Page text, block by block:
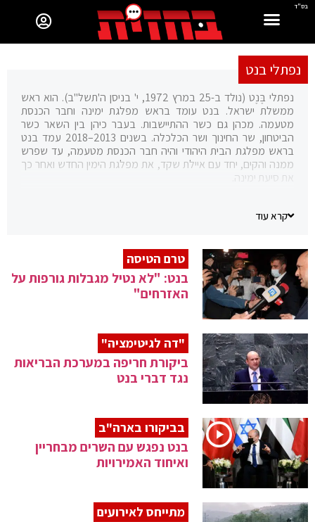
בס"ד
נפתלי בנט
נפתלי בֶּנֶט (נולד ב-25 במרץ 1972, י' בניסן ה'תשל"ב). הוא ראש
ממשלת ישראל. בנט עומד בראש מפלגת ימינה וחבר הכנסת
מטעמה. מכהן גם כשר ההתיישבות. בעבר כיהן בין השאר כשר
הביטחון, שר החינוך ושר הכלכלה. בשנים 2013–2018 עמד בנט
בראש מפלגת הבית היהודי והיה חבר הכנסת מטעמה, עד שפרש
ממנה והקים, יחד עם איילת שקד, את מפלגת הימין החדש ואחר כך
את סיעת ימינה.
ביחידת מגלן. לאחר מכן היה יזם היי-טק, אחד ממייסדי חברת סאיוטה.
קרא עוד
טרם הטיסה
בנט: "לא נטיל מגבלות גורפות על
האזרחים"
"דה לגיטימציה"
ביקורת חריפה במערכת הבריאות
נגד דברי בנט
בביקורו בארה"ב
בנט נפגש עם השרים מבחריין
ואיחוד האמירויות
מתייחס לאירועים